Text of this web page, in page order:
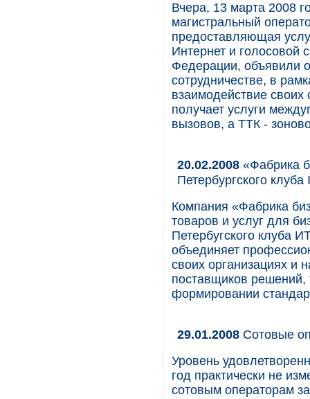
Вчера, 13 марта 2008
магистральный
предоставляющая
Интернет и голосовой
Федерации, объявили
сотрудничестве, в
взаимодействие
получает услуги
вызовов, а ТТК -
20.02.2008 «Фабрика
Петербургского
Компания «Фабрика
товаров и услуг для
Петербугского клуба
объединяет
своих организациях и
поставщиков решений,
формировании
29.01.2008 Сотовые
Уровень
год практически не
сотовым операторам